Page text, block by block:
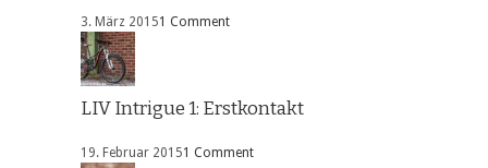
3. März 20151 Comment
LIV Intrigue 1: Erstkontakt
19. Februar 20151 Comment